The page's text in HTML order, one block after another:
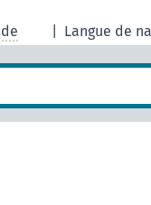
Langue de